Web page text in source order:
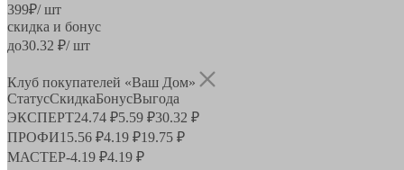
399₽/ шт
скидка и бонус
до30.32 ₽/ шт
Клуб покупателей «Ваш Дом»
СтатусСкидкаБонусВыгода
ЭКСПЕРТ24.74 ₽5.59 ₽30.32 ₽
ПРОФИ15.56 ₽4.19 ₽19.75 ₽
МАСТЕР-4.19 ₽4.19 ₽